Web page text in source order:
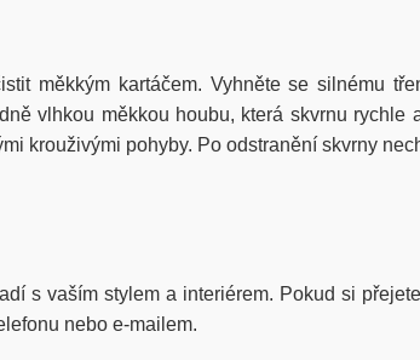
měkkým kartáčem. Vyhněte se silnému
vlhkou měkkou houbu, která skvrnu
krouživými pohyby. Po odstranění skvrny
s vaším stylem a interiérem. Pokud si
nebo e-mailem.